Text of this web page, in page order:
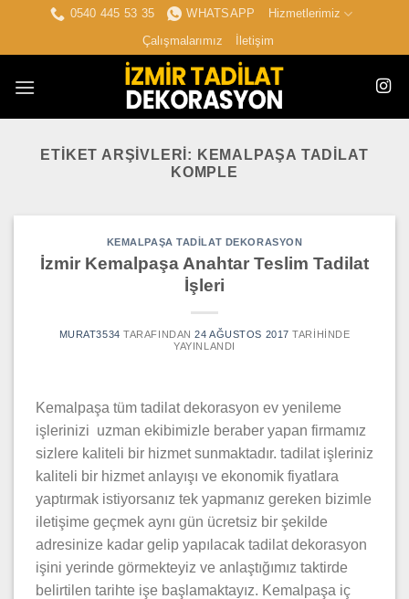
0540 445 53 35 WHATSAPP
Hizmetlerimiz
Çalışmalarımız
İletişim
ETIKET ARŞIVLERI: KEMALPAŞA TADILAT
KOMPLE
KEMALPAŞA TADILAT DEKORASYON
İzmir Kemalpaşa Anahtar Teslim Tadilat
İşleri
MURAT3534 TARAFINDAN 24 AĞUSTOS 2017 TARIHINDE
YAYINLANDI
Kemalpaşa tüm tadilat dekorasyon ev yenileme
işlerinizi uzman ekibimizle beraber yapan firmamız
sizlere kaliteli bir hizmet sunmaktadır. tadilat işleriniz
kaliteli bir hizmet anlayışı ve ekonomik fiyatlara
yaptırmak istiyorsanız tek yapmanız gereken bizimle
iletişime geçmek aynı gün ücretsiz bir şekilde
adresinize kadar gelip yapılacak tadilat dekorasyon
işini yerinde görmekteyiz ve anlaştığımız taktirde
belirtilen tarihte işe başlamaktayız. Kemalpaşa iç